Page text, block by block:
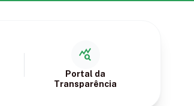
query_stats
Portal da
Transparência